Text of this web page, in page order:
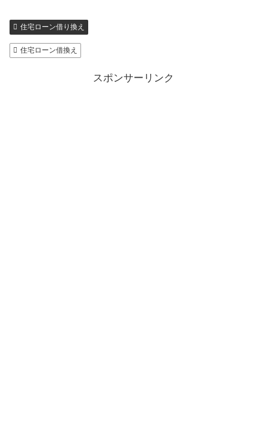
住宅ローン借り換え
住宅ローン借換え
スポンサーリンク